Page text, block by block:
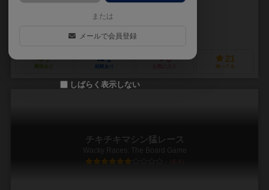
フェル・バロス（Fel Barros）
ファビオ・トラ（Fabio Tola）
マルセロ・エーコ（Marcelo Eco）
CMONグローバル（CMON Global Limited）
7
興味あり
1
経験あり
0 21
持ってる
チキチキマシン猛レース
Wacky Races: The Board Game
6.0
または
メールで会員登録
しばらく表示しない